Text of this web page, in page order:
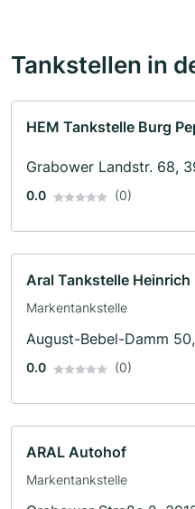
Tankstellen in
HEM Tankstelle Burg
Grabower Landstr. 68,
0.0 (0)
Aral Tankstelle Heinrich
Markentankstelle
August-Bebel-Damm
0.0 (0)
ARAL Autohof
Markentankstelle